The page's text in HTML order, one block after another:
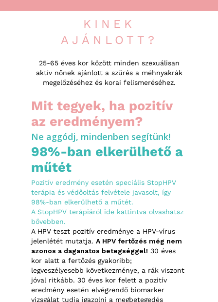
KINEK
AJÁNLOTT?
25-65 éves kor között minden szexuálisan
aktív nőnek ajánlott a szűrés a méhnyakrák
megelőzéséhez és korai felismeréséhez.
Mit tegyek, ha pozitív
az eredményem?
Ne aggódj, mindenben segítünk!
98%-ban elkerülhető a
műtét
Pozitív eredmény esetén speciális StopHPV
terápia és védőoltás felvétele javasolt, így
98%-ban elkerülhető a műtét.
A StopHPV terápiáról ide kattintva olvashatsz
bővebben.
A HPV teszt pozitív eredménye a HPV-vírus
jelenlétét mutatja.A HPV fertőzés még nem
azonos a daganatos betegséggel! 30 éves
kor alatt a fertőzés gyakoribb;
legveszélyesebb következménye, a rák viszont
jóval ritkább. 30 éves kor felett a pozitív
eredmény esetén elvégzendő biomarker
vizsgálat tudja igazolni a megbetegedés